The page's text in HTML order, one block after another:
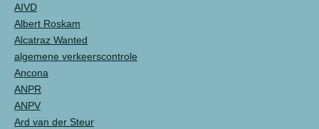
AIVD
Albert Roskam
Alcatraz Wanted
algemene verkeerscontrole
Ancona
ANPR
ANPV
Ard van der Steur